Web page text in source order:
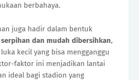
berbahaya.
juga hadir dalam bentuk
dan mudah dibersihkan,
kecil yang bisa mengganggu
faktor ini menjadikan lantai
ideal bagi stadion yang